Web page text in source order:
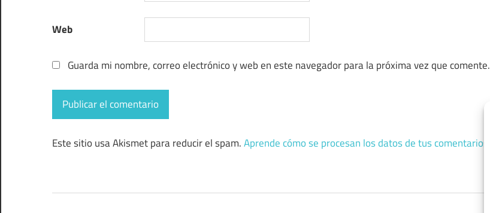
Web
Guarda mi nombre, correo electrónico y web en este navegador para la próxima vez que comente.
Este sitio usa Akismet para reducir el spam.Aprende cómo se procesan los datos de tus comentarios.